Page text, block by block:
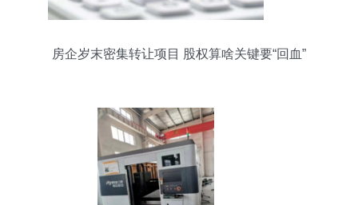
房企岁末密集转让项目 股权算啥关键要“回血”